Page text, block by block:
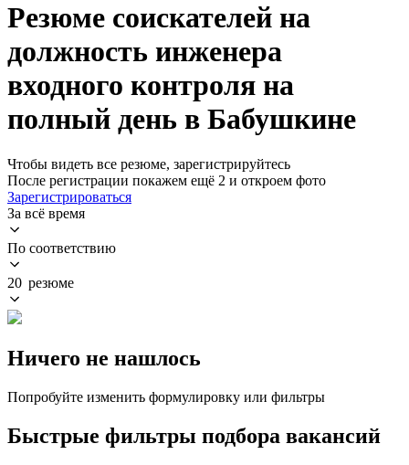
Резюме соискателей на
должность инженера
входного контроля на
полный день в Бабушкине
Чтобы видеть все резюме, зарегистрируйтесь
После регистрации покажем ещё 2 и откроем фото
Зарегистрироваться
За всё время
По соответствию
20 резюме
Ничего не нашлось
Попробуйте изменить формулировку или фильтры
Быстрые фильтры подбора вакансий